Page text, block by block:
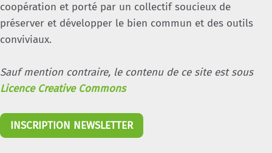
coopération et porté par un collectif soucieux de
préserver et développer le bien commun et des outils
conviviaux.
Sauf mention contraire, le contenu de ce site est sous
Licence Creative Commons
INSCRIPTION NEWSLETTER